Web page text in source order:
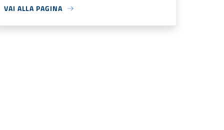
VAI ALLA PAGINA